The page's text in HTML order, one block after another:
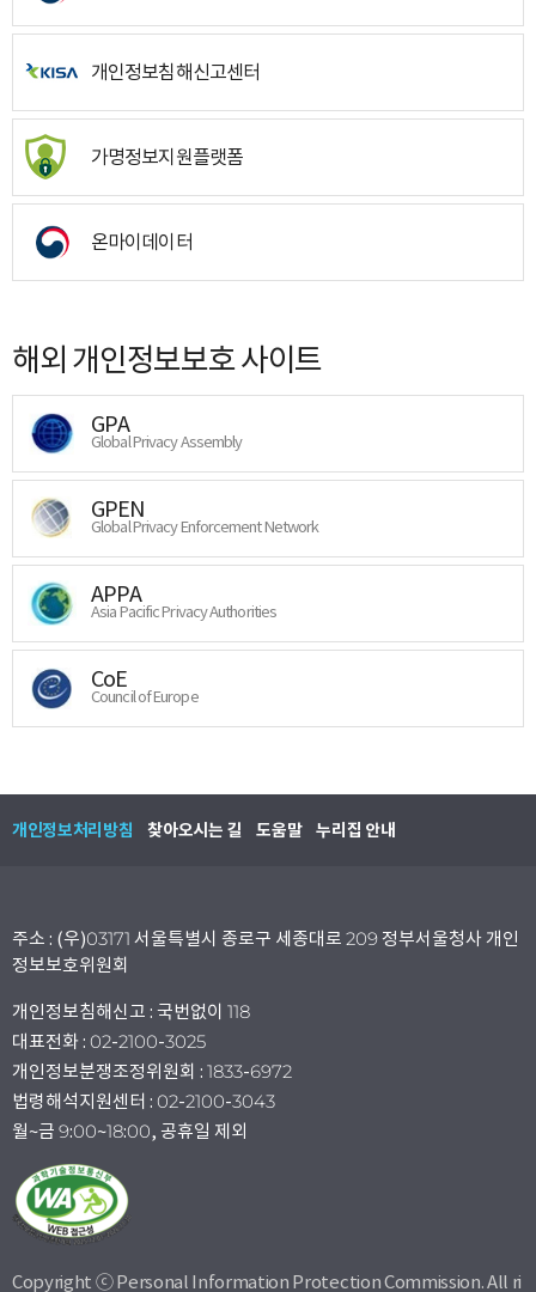
개인정보침해신고센터
가명정보지원플랫폼
온마이데이터
해외 개인정보보호 사이트
GPA
Global Privacy Assembly
GPEN
Global Privacy Enforcement Network
APPA
Asia Pacific Privacy Authorities
CoE
Council of Europe
개인정보처리방침 찾아오시는 길 도움말 누리집 안내
주소 : (우)03171 서울특별시 종로구 세종대로 209 정부서울청사 개인
정보보호위원회
개인정보침해신고 : 국번없이 118
대표전화 : 02-2100-3025
개인정보분쟁조정위원회 : 1833-6972
법령해석지원센터 : 02-2100-3043
월~금 9:00~18:00, 공휴일 제외
Copyright ⓒ Personal Information Protection Commission. All ri